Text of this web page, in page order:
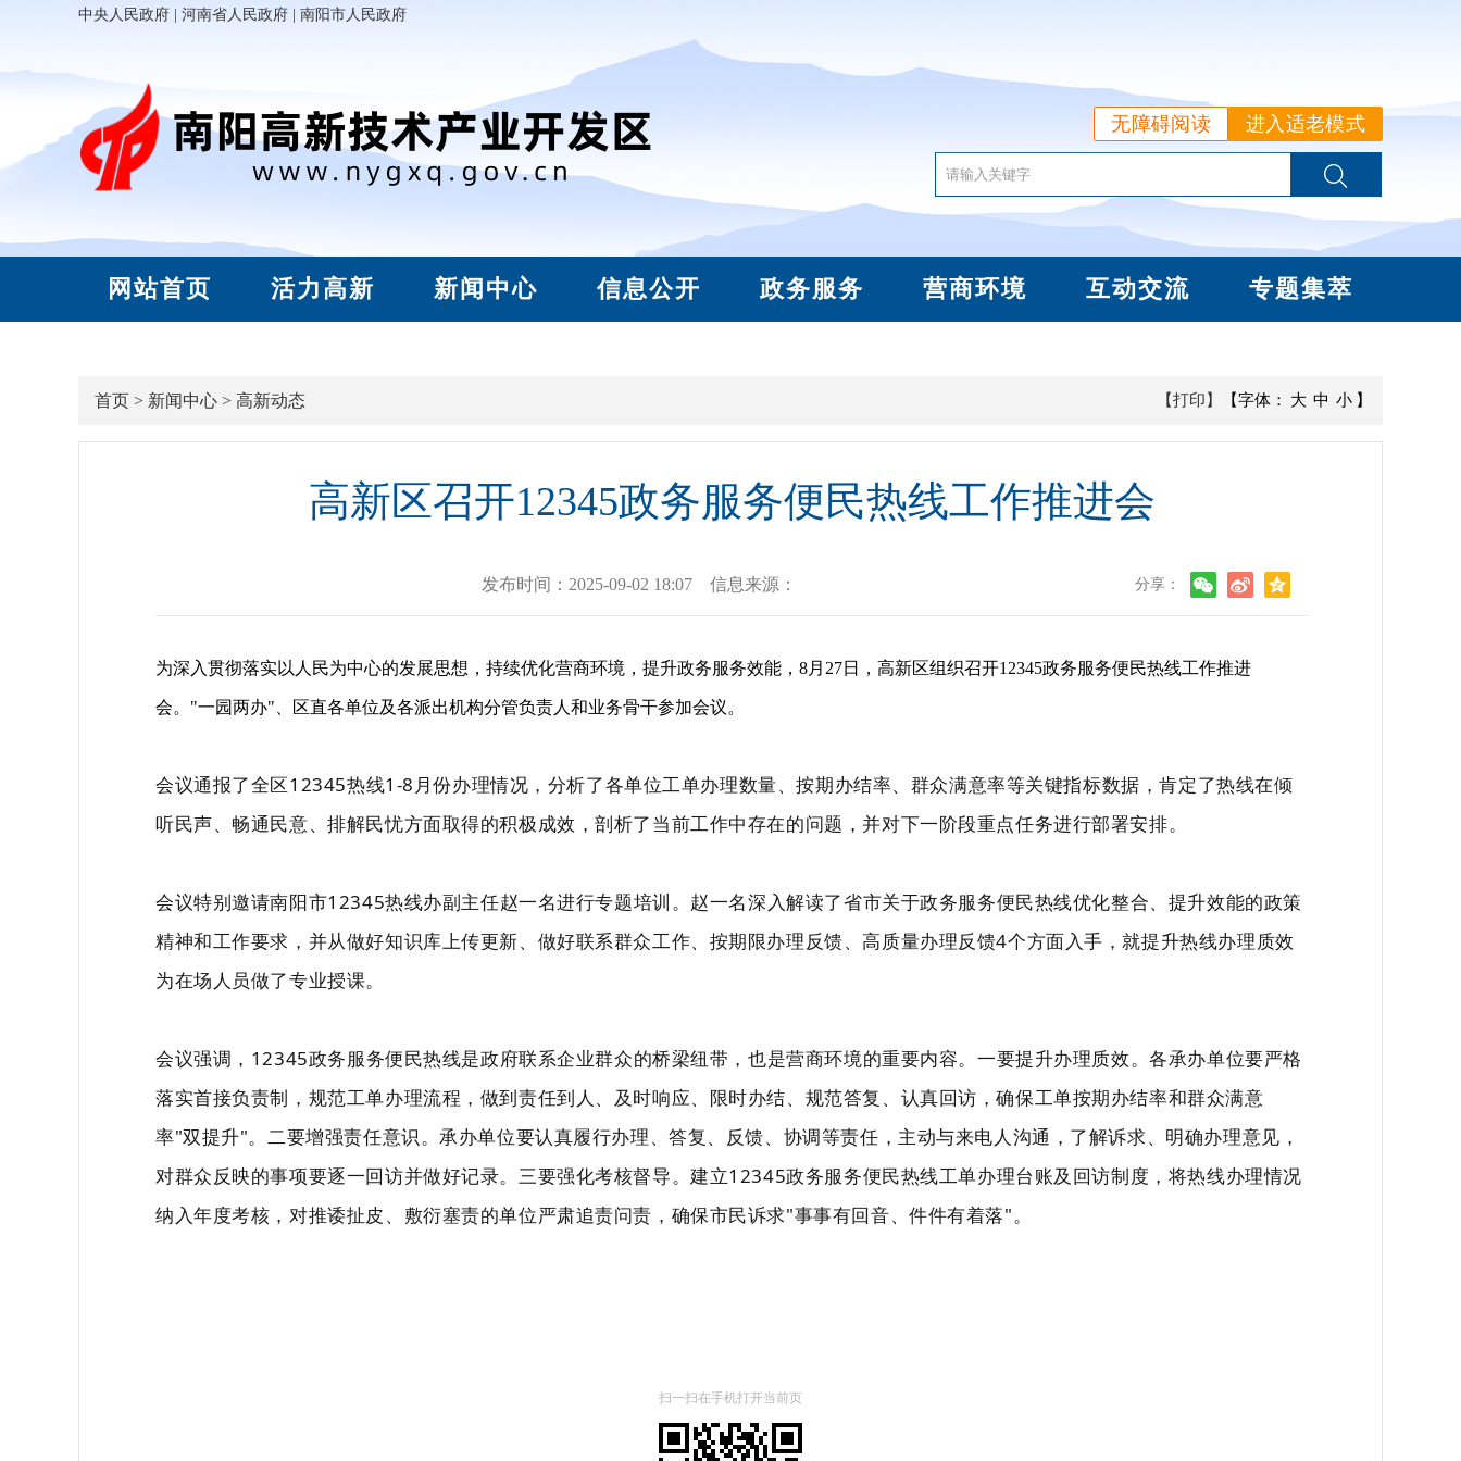
中央人民政府 河南省人民政府 南阳市人民政府
进入适老模式
无障碍阅读
网站首页 活力高新 新闻中心 信息公开 政务服务 营商环境 互动交流 专题集萃
首页 > 新闻中心 > 高新动态 【打印】 【字体： 大 中 小 】
高新区召开12345政务服务便民热线工作推进会
发布时间： 2025-09-02 18:07 信息来源： 分享：
为深入贯彻落实以人民为中心的发展思想，持续优化营商环境，提升政务服务效能，8月27日，高新区组织召开12345政务服务便民热线工作推进
会。"一园两办"、区直各单位及各派出机构分管负责人和业务骨干参加会议。
会议通报了全区12345热线1-8月份办理情况，分析了各单位工单办理数量、按期办结率、群众满意率等关键指标数据，肯定了热线在倾
听民声、畅通民意、排解民忧方面取得的积极成效，剖析了当前工作中存在的问题，并对下一阶段重点任务进行部署安排。
会议特别邀请南阳市12345热线办副主任赵一名进行专题培训。赵一名深入解读了省市关于政务服务便民热线优化整合、提升效能的政策
精神和工作要求，并从做好知识库上传更新、做好联系群众工作、按期限办理反馈、高质量办理反馈4个方面入手，就提升热线办理质效
为在场人员做了专业授课。
会议强调，12345政务服务便民热线是政府联系企业群众的桥梁纽带，也是营商环境的重要内容。一要提升办理质效。各承办单位要严格
落实首接负责制，规范工单办理流程，做到责任到人、及时响应、限时办结、规范答复、认真回访，确保工单按期办结率和群众满意
率"双提升"。二要增强责任意识。承办单位要认真履行办理、答复、反馈、协调等责任，主动与来电人沟通，了解诉求、明确办理意见，
对群众反映的事项要逐一回访并做好记录。 三要强化考核督导。建立12345政务服务便民热线工单办理台账及回访制度，将热线办理情况
纳入年度考核，对推诿扯皮、敷衍塞责的单位严肃追责问责，确保市民诉求"事事有回音、件件有着落"。
扫一扫在手机打开当前页